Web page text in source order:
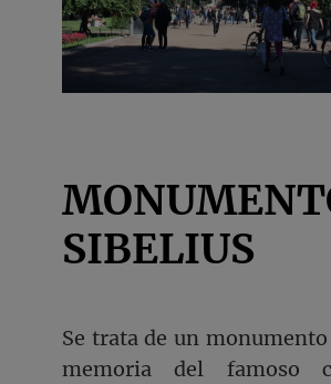
SIBELIUS
Se trata de un
memoria del famoso